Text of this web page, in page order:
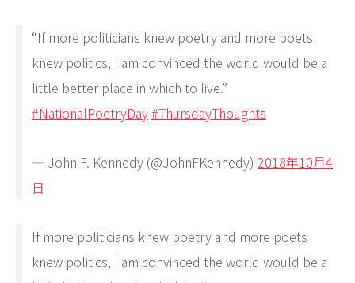
“If more politicians knew poetry and more poets
knew politics, I am convinced the world would be a
little better place in which to live.”
#NationalPoetryDay#ThursdayThoughts
— John F. Kennedy (@JohnFKennedy) 2018年10月4
日
If more politicians knew poetry and more poets
knew politics, I am convinced the world would be a